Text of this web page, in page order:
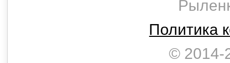
Политика
© 2014-